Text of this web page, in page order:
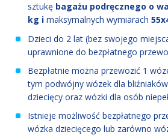
sztukę bagażu podręcznego o
kg i maksymalnych wymiarach
Dzieci do 2 lat (bez swojego
uprawnione do bezpłatnego
Bezpłatnie można przewozić 1
tym podwójny wózek dla
dziecięcy oraz wózki dla osób
Istnieje możliwość bezpłatnego
wózka dziecięcego lub zarówno